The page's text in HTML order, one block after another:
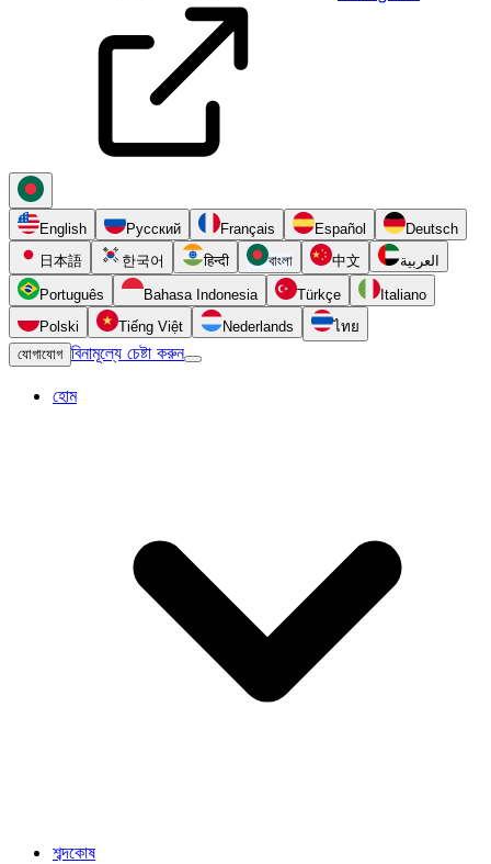
English Русский Français Español
Deutsch
日本語
한국어 हिन्दी বাংলা 中文 العربية
Português Bahasa Indonesia Türkçe
Italiano
Polski
Tiếng Việt Nederlands
ไทย
যোগাযোগ বিনামূল্যে চেষ্টা করুন
হোম
শব্দকোষ